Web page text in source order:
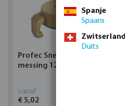
Profec Snelkoppeling
messing 12 bar slangtule
vanaf
€ 5,02
Spanje
Spaans
Zwitserland
Duits